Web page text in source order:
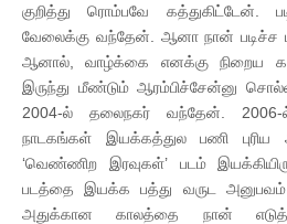
குறித்து ரொம்பவே கத்துகிட்டேன்.
வேலைக்கு வந்தேன். ஆனா நான் படிச்ச
ஆனால், வாழ்க்கை எனக்கு நிறைய
இருந்து மீண்டும் ஆரம்பிச்சேன்னு
2004-ல் தலைநகர் வந்தேன்.
நாடகங்கள் இயக்கத்துல பணி புரிய
‘வெண்ணிற இரவுகள்’ படம்
படத்தை இயக்க பத்து வருட அனுபவம்
அதுக்கான காலத்தை நான்